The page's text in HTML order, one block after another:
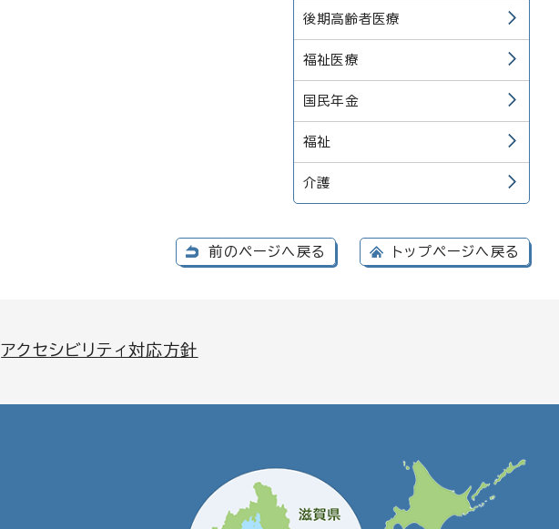
後期高齢者医療
福祉医療
国民年金
福祉
介護
前のページへ戻る トップページへ戻る
アクセシビリティ対応方針